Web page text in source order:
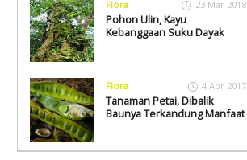
Flora 23 Mar 2018
Pohon Ulin, Kayu
Kebanggaan Suku Dayak
Flora 4 Apr 2017
Tanaman Petai, Dibalik
Baunya Terkandung Manfaat